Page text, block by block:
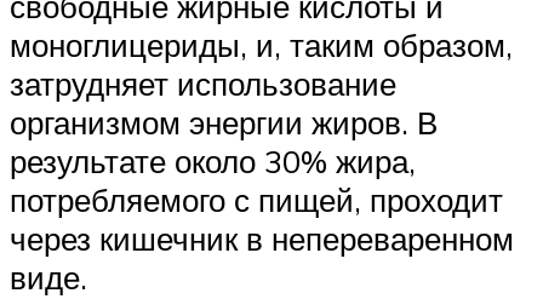
моноглицериды, и, таким образом,
затрудняет использование
организмом энергии жиров. В
результате около 30% жира,
потребляемого с пищей, проходит
через кишечник в непереваренном
виде.